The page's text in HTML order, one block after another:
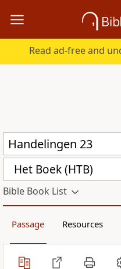
Read ad-free and
Het Boek (HTB)
Bible Book List
Passage Resources